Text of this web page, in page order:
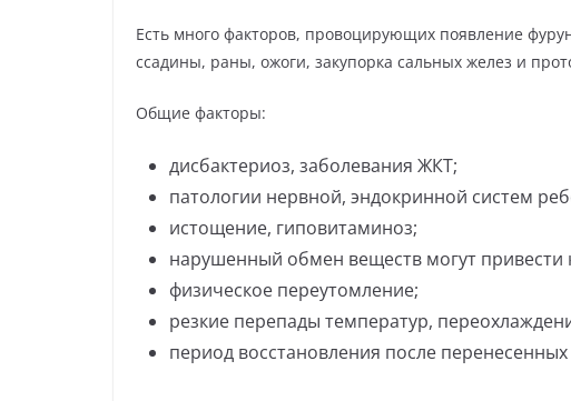
Есть много факторов, провоцирующих появление
ссадины, раны, ожоги, закупорка сальных желез и
Общие факторы:
дисбактериоз, заболевания ЖКТ;
патологии нервной, эндокринной систем
истощение, гиповитаминоз;
нарушенный обмен веществ могут привести
физическое переутомление;
резкие перепады температур,
период восстановления после